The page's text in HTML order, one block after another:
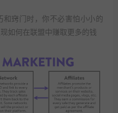
和窍门时，你不必害怕小小的
如何在联盟中赚取更多的钱